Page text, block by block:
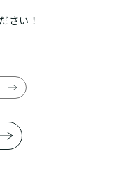
さい！